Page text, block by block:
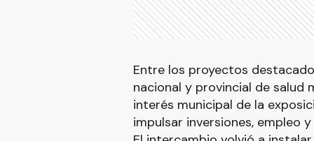
Entre los proyectos
nacional y provincial de salud
interés municipal de la
impulsar inversiones, empleo